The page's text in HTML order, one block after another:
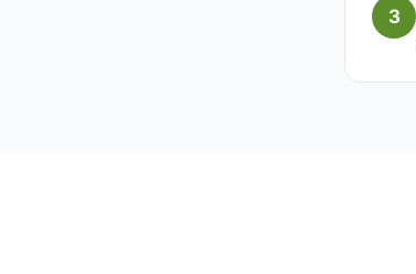
3